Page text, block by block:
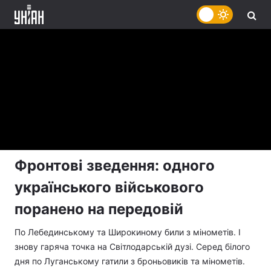
Фронтові зведення: одного
українського військового
поранено на передовій
По Лебединському та Широкиному били з мінометів. І
знову гаряча точка на Світлодарській дузі. Серед білого
дня по Луганському гатили з броньовиків та мінометів.